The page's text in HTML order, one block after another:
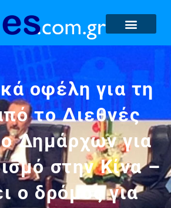
οφέλη για τη
το Διεθνές
Δημάρχων για
στην Κίνα –
ο δρόμος για